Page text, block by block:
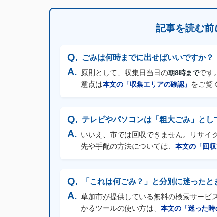
記事を読む
ごみは何時までに出せばいいですか？
原則として、収集日当日の朝8時までです
意点は本文の「収集エリアの確認」 をご覧
テレビやパソコンは「粗大ごみ」とし
いいえ、市では回収できません。リサイ
先や手配の方法については、 本文の「回
「これは何ごみ？」と分別に迷ったと
草加市が提供している無料の検索サービ
かるツールの使い方は、 本文の「迷った